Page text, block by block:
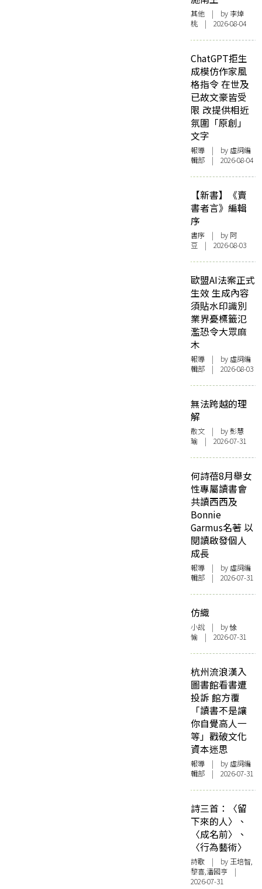
其他 | by 李焯
桃 | 2026-08-04
ChatGPT拒生
成模仿作家風
格指令 在世及
已故文豪皆受
限 改提供相近
氛圍「原創」
文字
報導 | by 虛詞編
輯部 | 2026-08-04
【新書】《賣
書者言》編輯
序
書序 | by 阿
豆 | 2026-08-03
歐盟AI法案正式
生效 生成內容
須貼水印識別
業界憂標籤氾
濫恐令大眾麻
木
報導 | by 虛詞編
輯部 | 2026-08-03
無法跨越的理
解
散文 | by 彭慧
瑜 | 2026-07-31
何詩蓓8月舉女
性專屬讀書會
共讀西西及
Bonnie
Garmus名著 以
閱讀啟發個人
成長
報導 | by 虛詞編
輯部 | 2026-07-31
仿織
小說 | by 悇
愉 | 2026-07-31
杭州流浪漢入
圖書館看書遭
投訴 館方覆
「讀書不是讓
你自覺高人一
等」戳破文化
資本迷思
報導 | by 虛詞編
輯部 | 2026-07-31
詩三首：〈留
下來的人〉、
〈成名前〉、
〈行為藝術〉
詩歌 | by 王培智,
黎喜,潘國亨 |
2026-07-31